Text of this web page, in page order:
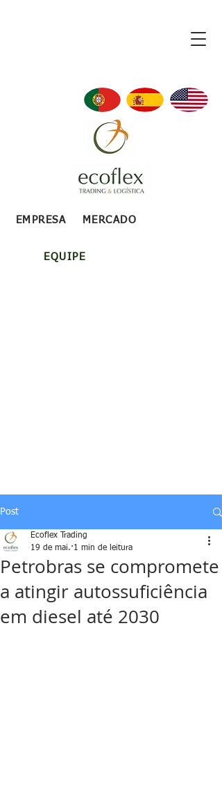
EMPRESA MERCADO
EQUIPE
Post
Petrobras se compromete
a atingir autossuficiência
em diesel até 2030
Ecoflex Trading
19 de mai. 1 min de leitura